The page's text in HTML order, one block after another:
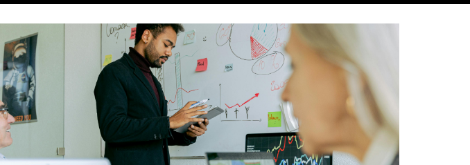
Minitab Model Ops
Minitab Education Hub
Minitab Engage
Minitab Workspace
Real-Time SPC
Prolink 数据收集和统计过
程控制 (SPC)
Simul8 离散事件模拟
SPM
据分析
数字孪生
模型和机器学习运营
创新和项目管理
过程卓越：检测、纠正和预
自动化数据收集
医疗保健
保险
制造和工业
服务
软件和技术
建筑
活动 & 活动
Education Hub
继续教育
支持视频
软件文档
软件更新
产品下载
支持策略
联系我们
新闻